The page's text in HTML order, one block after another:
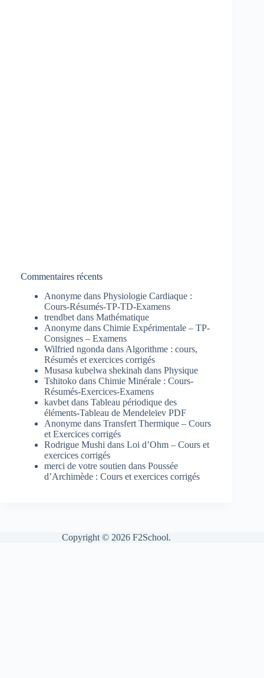
Commentaires récents
Anonyme dans Physiologie Cardiaque :
Cours-Résumés-TP-TD-Examens
trendbet dans Mathématique
Anonyme dans Chimie Expérimentale – TP-
Consignes – Examens
Wilfried ngonda dans Algorithme : cours,
Résumés et exercices corrigés
Musasa kubelwa shekinah dans Physique
Tshitoko dans Chimie Minérale : Cours-
Résumés-Exercices-Examens
kavbet dans Tableau périodique des
éléments-Tableau de Mendeleïev PDF
Anonyme dans Transfert Thermique – Cours
et Exercices corrigés
Rodrigue Mushi dans Loi d’Ohm – Cours et
exercices corrigés
merci de votre soutien dans Poussée
d’Archimède : Cours et exercices corrigés
Copyright © 2026 F2School.